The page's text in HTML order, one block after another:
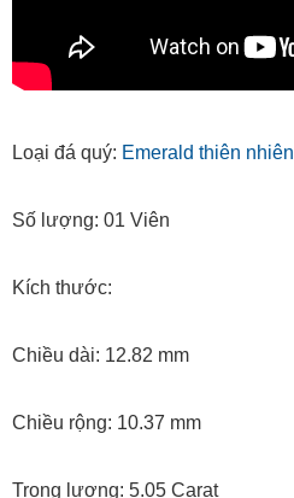
Loại đá quý: Emerald thiên nhiên
Số lượng: 01 Viên
Kích thước:
Chiều dài: 12.82 mm
Chiều rộng: 10.37 mm
Trọng lượng: 5.05 Carat